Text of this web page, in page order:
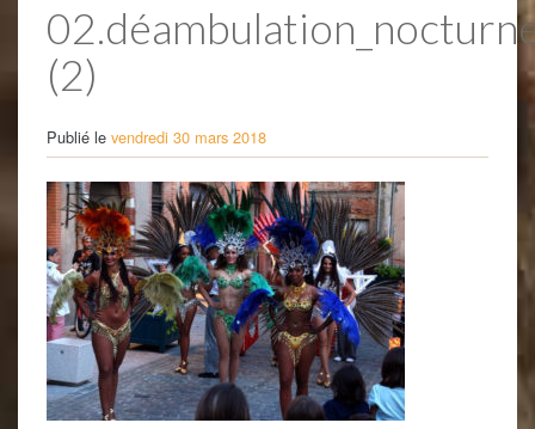
(2)
Publié le vendredi 30 mars 2018